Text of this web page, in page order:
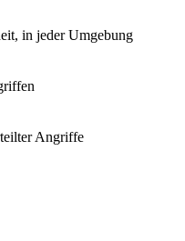
in jeder Umgebung
Angriffe